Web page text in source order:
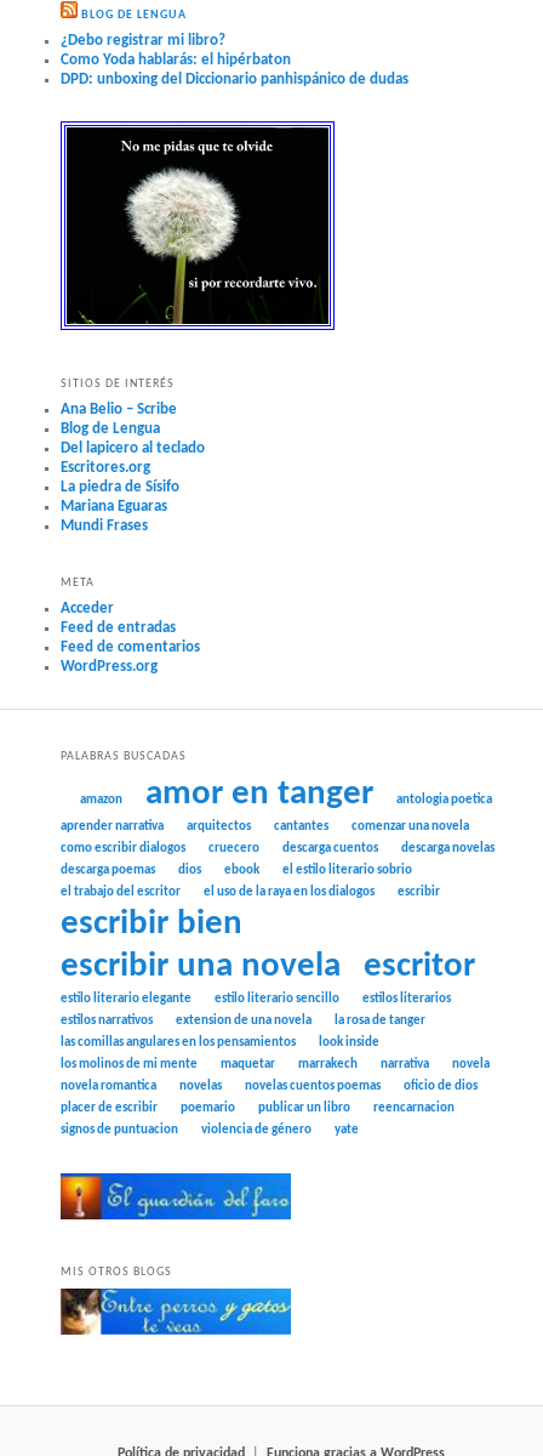
BLOG DE LENGUA
¿Debo registrar mi libro?
Como Yoda hablarás: el hipérbaton
DPD: unboxing del Diccionario panhispánico de dudas
SITIOS DE INTERÉS
Ana Belio – Scribe
Blog de Lengua
Del lapicero al teclado
Escritores.org
La piedra de Sísifo
Mariana Eguaras
Mundi Frases
META
Acceder
Feed de entradas
Feed de comentarios
WordPress.org
PALABRAS BUSCADAS
amazon amor en tanger
antologia poetica
aprender narrativa
arquitectos cantantes
comenzar una novela
como escribir dialogos
cruecero descarga cuentos
descarga novelas
descarga poemas
dios ebook
el estilo literario sobrio
el trabajo del escritor
el uso de la raya en los dialogos escribir
escribir bien
escribir una novela
escritor
estilo literario elegante estilo literario sencillo
estilos literarios
estilos narrativos
extension de una novela
la rosa de tanger
las comillas angulares en los pensamientos
look inside
los molinos de mi mente
maquetar marrakech narrativa
novela
novela romantica
novelas novelas cuentos poemas
oficio de dios
placer de escribir
poemario publicar un libro
reencarnacion
signos de puntuacion
violencia de género yate
MIS OTROS BLOGS